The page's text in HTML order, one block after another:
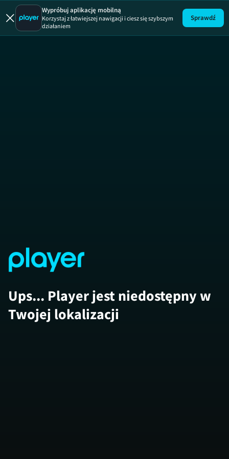
Wypróbuj aplikację mobilną
Korzystaj z łatwiejszej nawigacji i ciesz się szybszym
działaniem
Sprawdź
Ups... Player jest niedostępny w
Twojej lokalizacji